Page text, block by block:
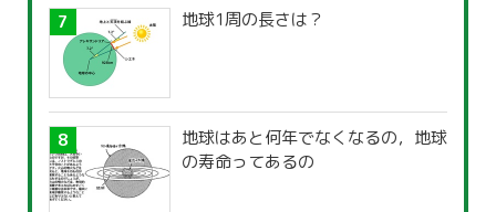
地球1周の長さは？
地球はあと何年でなくなるの，地球
の寿命ってあるの